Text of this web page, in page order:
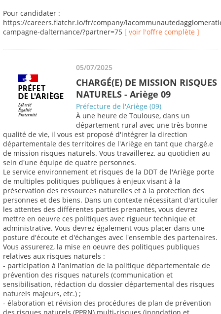
Pour candidater :
https://careers.flatchr.io/fr/company/
campagne-dalternance/?partner=75 [ voir l'offre complète ]
05/07/2025
CHARGÉ(E) DE MISSION RISQUES
NATURELS - Ariège 09
Préfecture de l'Ariège (09)
À une heure de Toulouse, dans un
département rural avec une très bonne
qualité de vie, il vous est proposé d'intégrer la direction
départementale des territoires de l'Ariège en tant que chargé.e
de mission risques naturels. Vous travaillerez, au quotidien au
sein d'une équipe de quatre personnes.
Le service environnement et risques de la DDT de l'Ariège porte
de multiples politiques publiques à enjeux visant à la
préservation des ressources naturelles et à la protection des
personnes et des biens. Dans un contexte nécessitant d'articuler
les attentes des différentes parties prenantes, vous devrez
mettre en oeuvre ces politiques avec rigueur technique et
administrative. Vous devrez également vous placer dans une
posture d'écoute et d'échanges avec l'ensemble des partenaires.
Vous assurerez, la mise en oeuvre des politiques publiques
relatives aux risques naturels :
- participation à l'animation de la politique départementale de
prévention des risques naturels (communication et
sensibilisation, rédaction du dossier départemental des risques
naturels majeurs, etc.) ;
- élaboration et révision des procédures de plan de prévention